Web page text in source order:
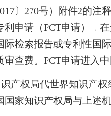
〕270号）附件2的注
利申请（PCT申请），
际检索报告或专利性国
审查费。PCT申请进入
产权局代世界知识产
家知识产权局与上述